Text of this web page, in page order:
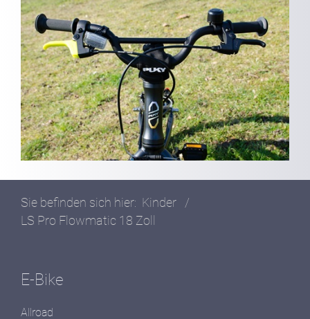
Sie befinden sich hier: Kinder
/
LS Pro Flowmatic 18 Zoll
E-Bike
Allroad